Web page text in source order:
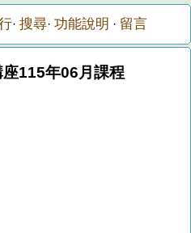
· 搜尋· 功能說明 · 留言
115年06月課程